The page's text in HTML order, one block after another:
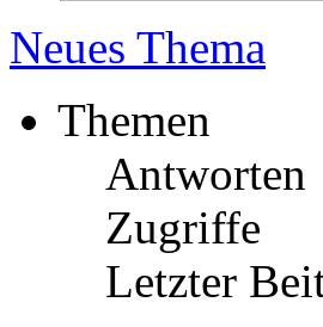
Neues Thema
Themen
Antworten
Zugriffe
Letzter